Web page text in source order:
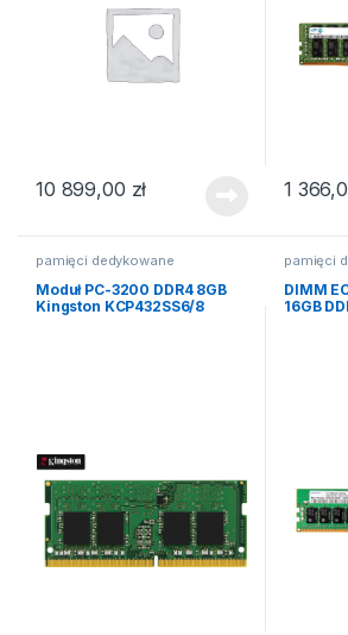
10 899,00 zł 1
pamięci dedykowane
Moduł PC-3200 DDR4 8GB
Kingston KCP432SS6/8
pamięci
DIMM
16GB